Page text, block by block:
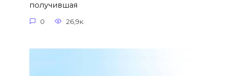
получившая
0 26,9к.